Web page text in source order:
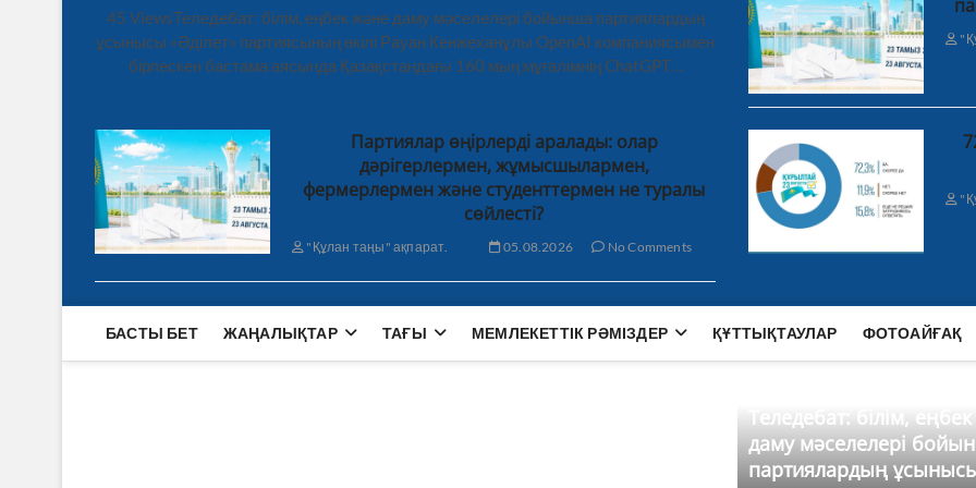
45 ViewsТеледебат: білім, еңбек және даму мәселелері бойынша партиялардың
ұсынысы «Әділет» партиясының өкілі Рауан Кенжеханұлы OpenAI компаниясымен
бірлескен бастама аясында Қазақстандағы 160 мың мұғалімнің ChatGPT…
Партиялар өңірлерді аралады: олар
дәрігерлермен, жұмысшылармен,
фермерлермен және студенттермен не туралы
сөйлесті?
"Құлан таңы" ақпарат. 05.08.2026 No Comments
БАСТЫ БЕТ ЖАҢАЛЫҚТАР ТАҒЫ МЕМЛЕКЕТТІК РӘМІЗДЕР ҚҰТТЫҚТАУЛАР ФОТОАЙҒАҚ
Теледебат: білім,
даму мәселелері
партиялардың